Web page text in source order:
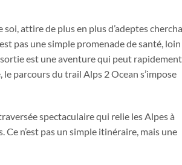
attire de plus en plus d’adeptes
pas une simple promenade de santé, loin
est une aventure qui peut rapidement
parcours du trail Alps 2 Ocean s’impose
spectaculaire qui relie les Alpes à
n’est pas un simple itinéraire, mais une